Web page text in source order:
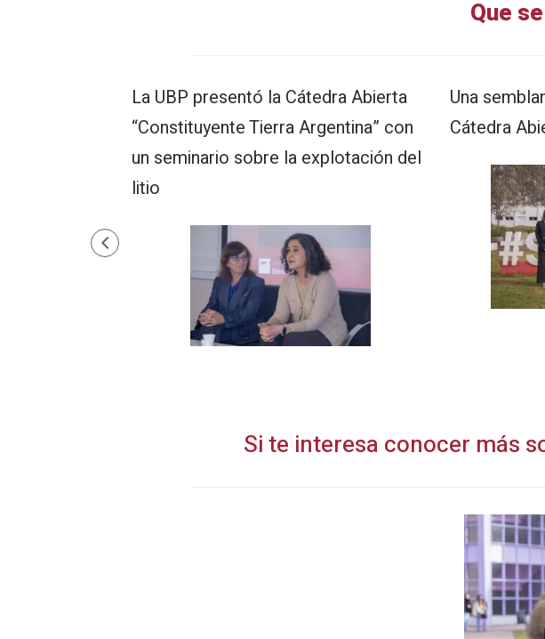
Que
La UBP presentó la Cátedra Abierta
“Constituyente Tierra Argentina” con
un seminario sobre la explotación del
litio
Una
Cátedra
Si te interesa conocer más